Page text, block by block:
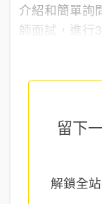
介紹和簡單詢
師面試，進行
留下
解鎖全